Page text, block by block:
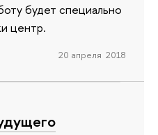
будет специально
центр.
20 апреля 2018